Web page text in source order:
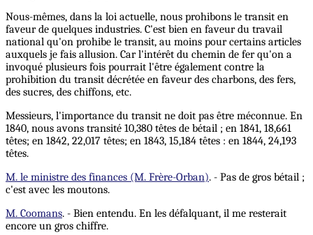
Nous-mêmes, dans la loi actuelle, nous prohibons le transit en
faveur de quelques industries. C'est bien en faveur du travail
national qu'on prohibe le transit, au moins pour certains articles
auxquels je fais allusion. Car l'intérêt du chemin de fer qu'on a
invoqué plusieurs fois pourrait l'être également contre la
prohibition du transit décrétée en faveur des charbons, des fers,
des sucres, des chiffons, etc.
Messieurs, l'importance du transit ne doit pas être méconnue. En
1840, nous avons transité 10,380 têtes de bétail ; en 1841, 18,661
têtes; en 1842, 22,017 têtes; en 1843, 15,184 têtes : en 1844, 24,193
têtes.
M. le ministre des finances (M. Frère-Orban). - Pas de gros bétail ;
c'est avec les moutons.
M. Coomans. - Bien entendu. En les défalquant, il me resterait
encore un gros chiffre.